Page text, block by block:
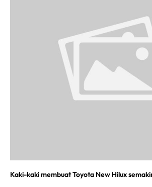
Kaki-kaki membuat Toyota New Hilux